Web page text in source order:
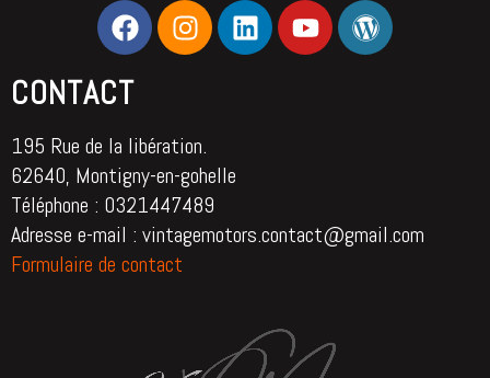
CONTACT
195 Rue de la libération.
62640, Montigny-en-gohelle
Téléphone : 0321447489
Adresse e-mail : vintagemotors.contact@gmail.com
Formulaire de contact